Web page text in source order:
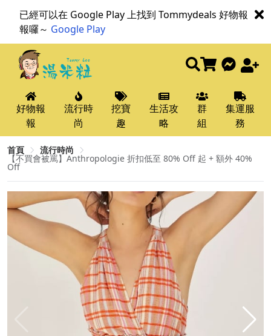
已經可以在 Google Play 上找到 Tommydeals 好物報
報囉～ Google Play
好物報
報
流行時
尚
挖寶
趣
生活攻
略
群
組
集運服
務
首頁 流行時尚
【不買會被罵】Anthropologie 折扣低至 80% Off 起 + 額外 40%
Off